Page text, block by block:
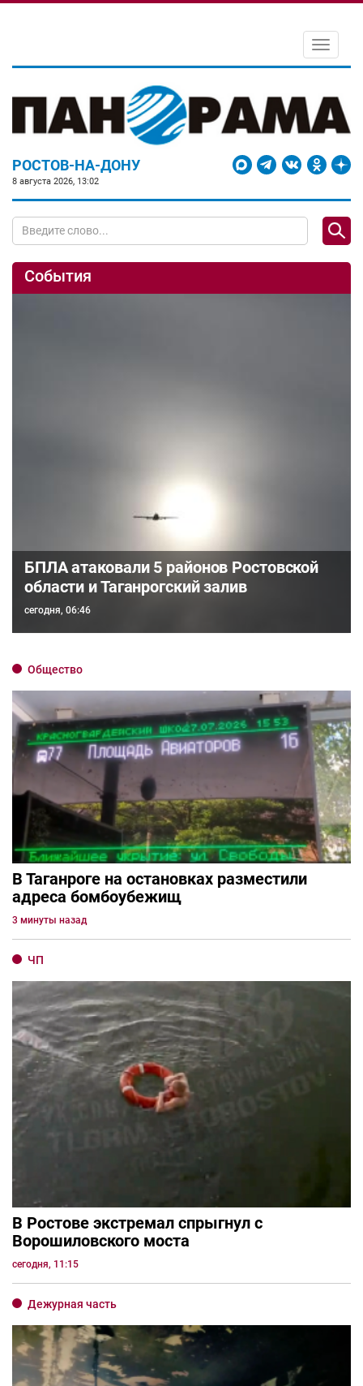
Toggle
РОСТОВ-НА-ДОНУ
8 августа 2026, 13:02
События
БПЛА атаковали 5 районов Ростовской
области и Таганрогский залив
сегодня, 06:46
Общество
В Таганроге на остановках разместили
адреса бомбоубежищ
3 минуты назад
ЧП
В Ростове экстремал спрыгнул с
Ворошиловского моста
сегодня, 11:15
Дежурная часть